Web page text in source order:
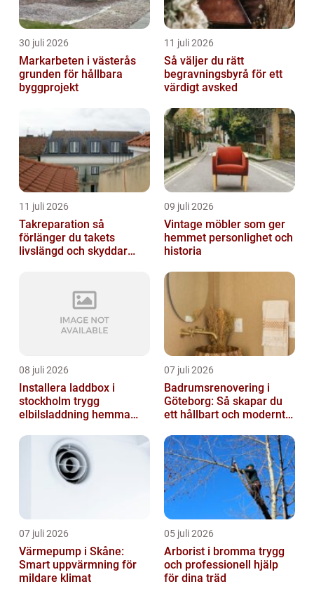
30 juli 2026
Markarbeten i västerås
grunden för hållbara
byggprojekt
11 juli 2026
Så väljer du rätt
begravningsbyrå för ett
värdigt avsked
11 juli 2026
Takreparation så
förlänger du takets
livslängd och skyddar
09 juli 2026
Vintage möbler som ger
hemmet personlighet och
historia
08 juli 2026
Installera laddbox i
stockholm trygg
elbilsladdning hemma
07 juli 2026
Badrumsrenovering i
Göteborg: Så skapar du
ett hållbart och modernt
07 juli 2026
Värmepump i Skåne:
Smart uppvärmning för
mildare klimat
05 juli 2026
Arborist i bromma trygg
och professionell hjälp
för dina träd